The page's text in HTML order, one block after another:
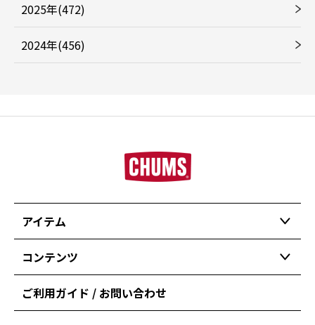
2025年(472)
2024年(456)
アイテム
コンテンツ
ご利用ガイド / お問い合わせ